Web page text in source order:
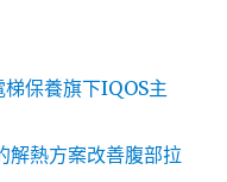
保養旗下IQOS主
解熱方案改善腹部拉